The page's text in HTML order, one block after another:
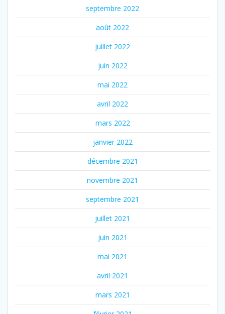
septembre 2022
août 2022
juillet 2022
juin 2022
mai 2022
avril 2022
mars 2022
janvier 2022
décembre 2021
novembre 2021
septembre 2021
juillet 2021
juin 2021
mai 2021
avril 2021
mars 2021